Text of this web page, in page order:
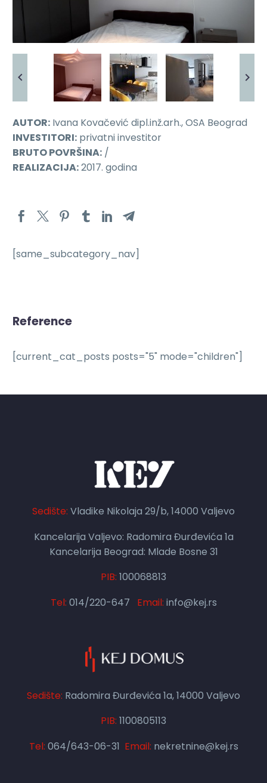
AUTOR: Ivana Kovačević dipl.inž.arh., OSA Beograd
INVESTITORI: privatni investitor
BRUTO POVRŠINA: /
REALIZACIJA:2017. godina
[same_subcategory_nav]
Reference
[current_cat_posts posts="5" mode="children"]
Sedište: Vladike Nikolaja 29/b, 14000 Valjevo
Kancelarija Valjevo: Radomira Đurđevića 1a
Kancelarija Beograd: Mlade Bosne 31
PIB: 100068813
Tel: 014/220-647 Email: info@kej.rs
Sedište: Radomira Đurđevića 1a, 14000 Valjevo
PIB: 1100805113
Tel: 064/643-06-31 Email: nekretnine@kej.rs